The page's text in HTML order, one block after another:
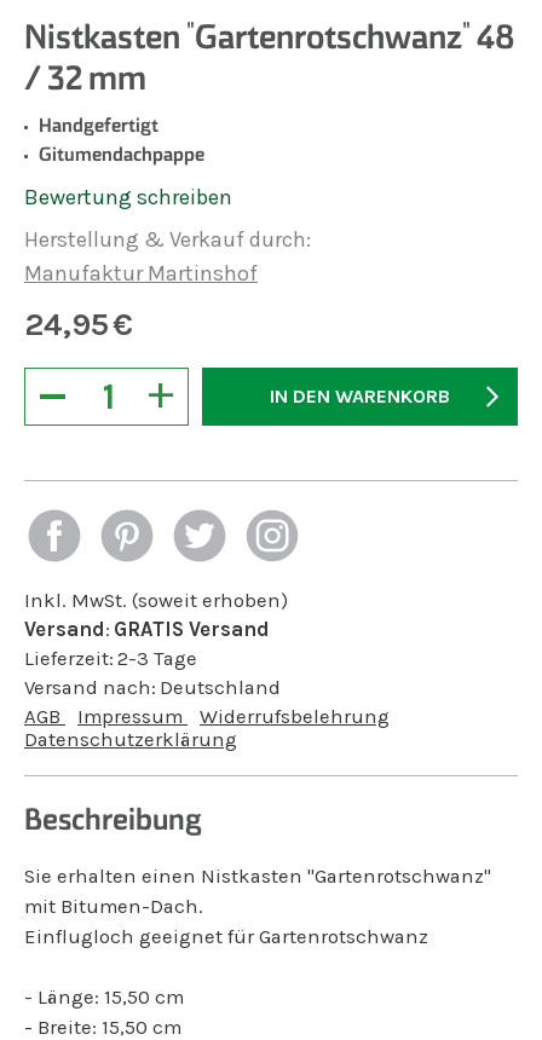
Nistkasten "Gartenrotschwanz" 48
/ 32 mm
Handgefertigt
Gitumendachpappe
Bewertung schreiben
Herstellung & Verkauf durch:
Manufaktur Martinshof
24,95€
+
− IN DEN WARENKORB
Inkl. MwSt. (soweit erhoben)
Versand: GRATIS Versand
Lieferzeit: 2-3 Tage
Versand nach: Deutschland
AGB
Impressum
Widerrufsbelehrung
Datenschutzerklärung
Beschreibung
Sie erhalten einen Nistkasten "Gartenrotschwanz"
mit Bitumen-Dach.
Einflugloch geeignet für Gartenrotschwanz
- Länge: 15,50 cm
- Breite: 15,50 cm